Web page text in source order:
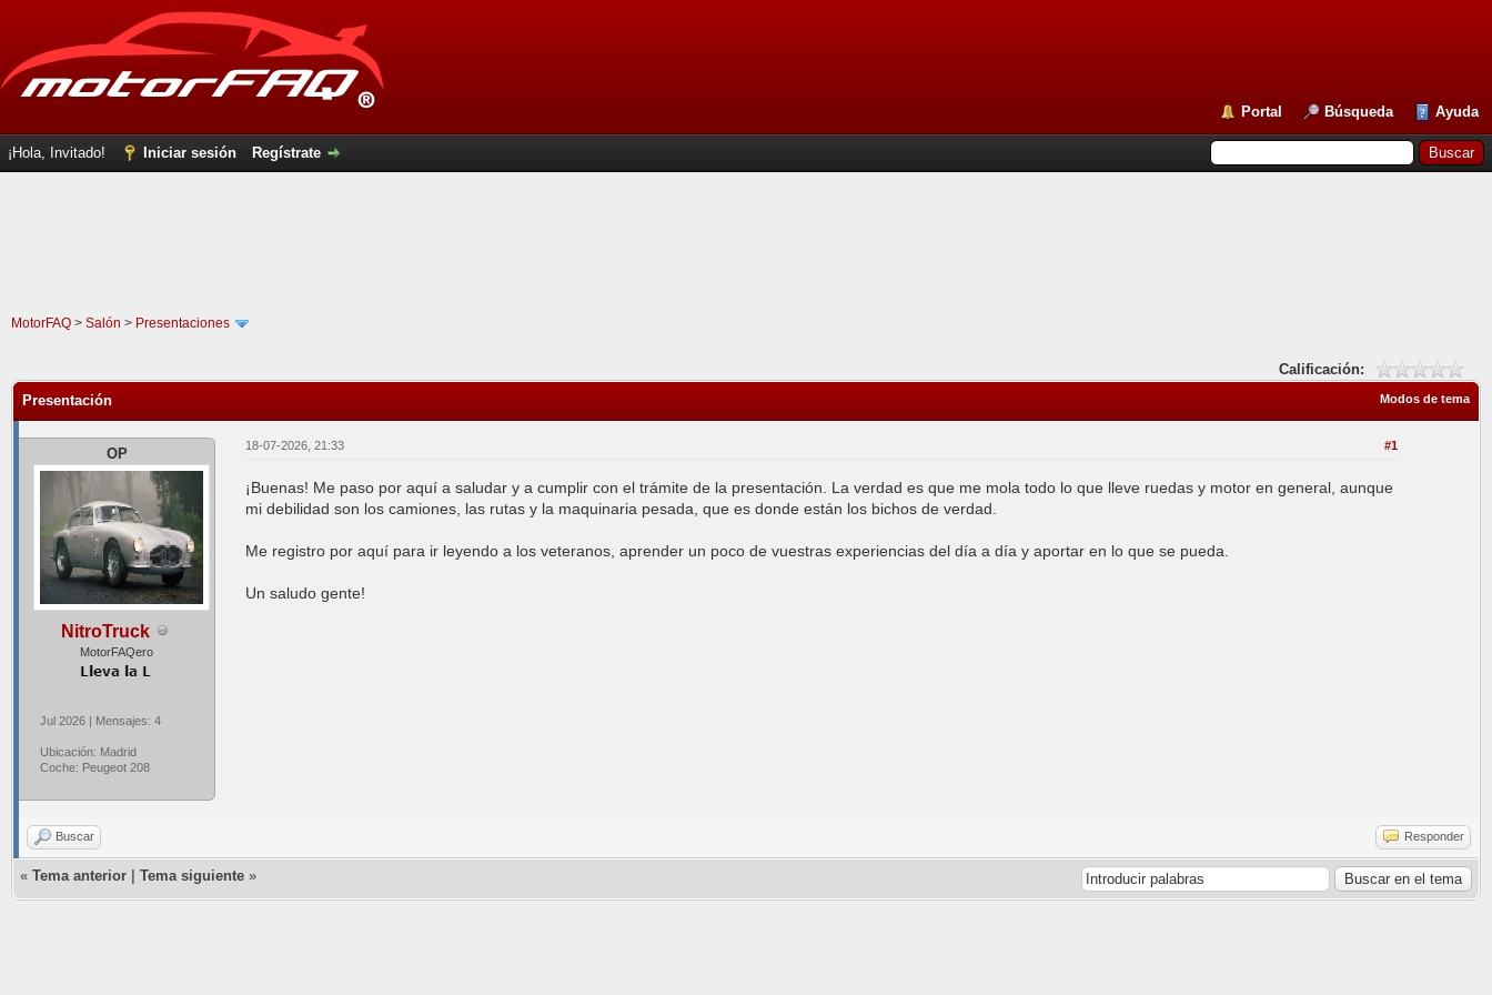
Portal Búsqueda Ayuda
¡Hola, Invitado! Iniciar sesión Regístrate
MotorFAQ > Salón > Presentaciones
Calificación:
Modos de tema
Presentación
OP
NitroTruck
MotorFAQero
Jul 2026 | Mensajes: 4
Ubicación: Madrid
Coche: Peugeot 208
#1
18-07-2026, 21:33
¡Buenas! Me paso por aquí a saludar y a cumplir con el trámite de la presentación. La verdad es que me mola todo lo que lleve ruedas y motor en general, aunque
mi debilidad son los camiones, las rutas y la maquinaria pesada, que es donde están los bichos de verdad.
Me registro por aquí para ir leyendo a los veteranos, aprender un poco de vuestras experiencias del día a día y aportar en lo que se pueda.
Un saludo gente!
Buscar Responder
« Tema anterior Tema siguiente »